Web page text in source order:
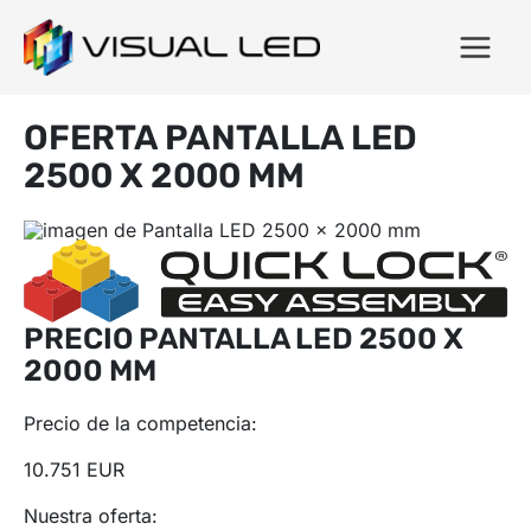
OFERTA PANTALLA LED
2500 X 2000 MM
PRECIO PANTALLA LED 2500 X
2000 MM
Precio de la competencia:
10.751 EUR
Nuestra oferta: